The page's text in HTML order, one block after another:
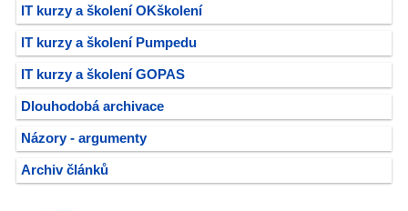
IT kurzy a školení OKškolení
IT kurzy a školení Pumpedu
IT kurzy a školení GOPAS
Dlouhodobá archivace
Názory - argumenty
Archiv článků